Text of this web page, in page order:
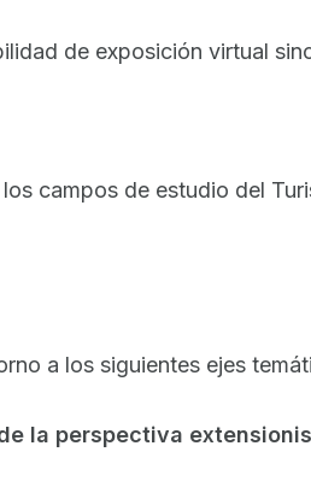
de exposición virtual
campos de estudio del
a los siguientes ejes
la perspectiva